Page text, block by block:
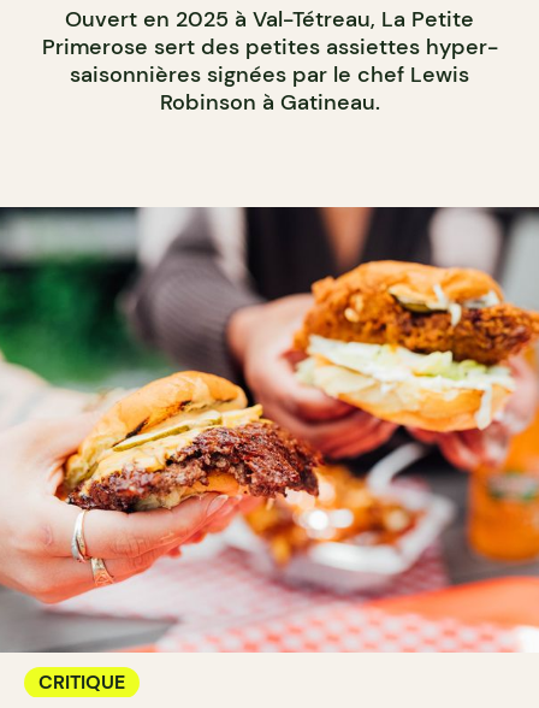
Ouvert en 2025 à Val-Tétreau, La Petite
Primerose sert des petites assiettes hyper-
saisonnières signées par le chef Lewis
Robinson à Gatineau.
CRITIQUE